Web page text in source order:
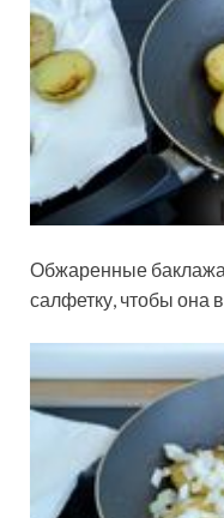
Обжаренные
салфетку, чтобы она